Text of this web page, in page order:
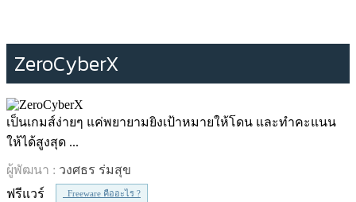
ZeroCyberX
เป็นเกมส์ง่ายๆ แค่พยายามยิงเป้าหมายให้โดน และทำคะแนน
ให้ได้สูงสุด ...
ผู้พัฒนา : วงศธร ร่มสุข
ฟรีแวร์
Freeware คืออะไร ?